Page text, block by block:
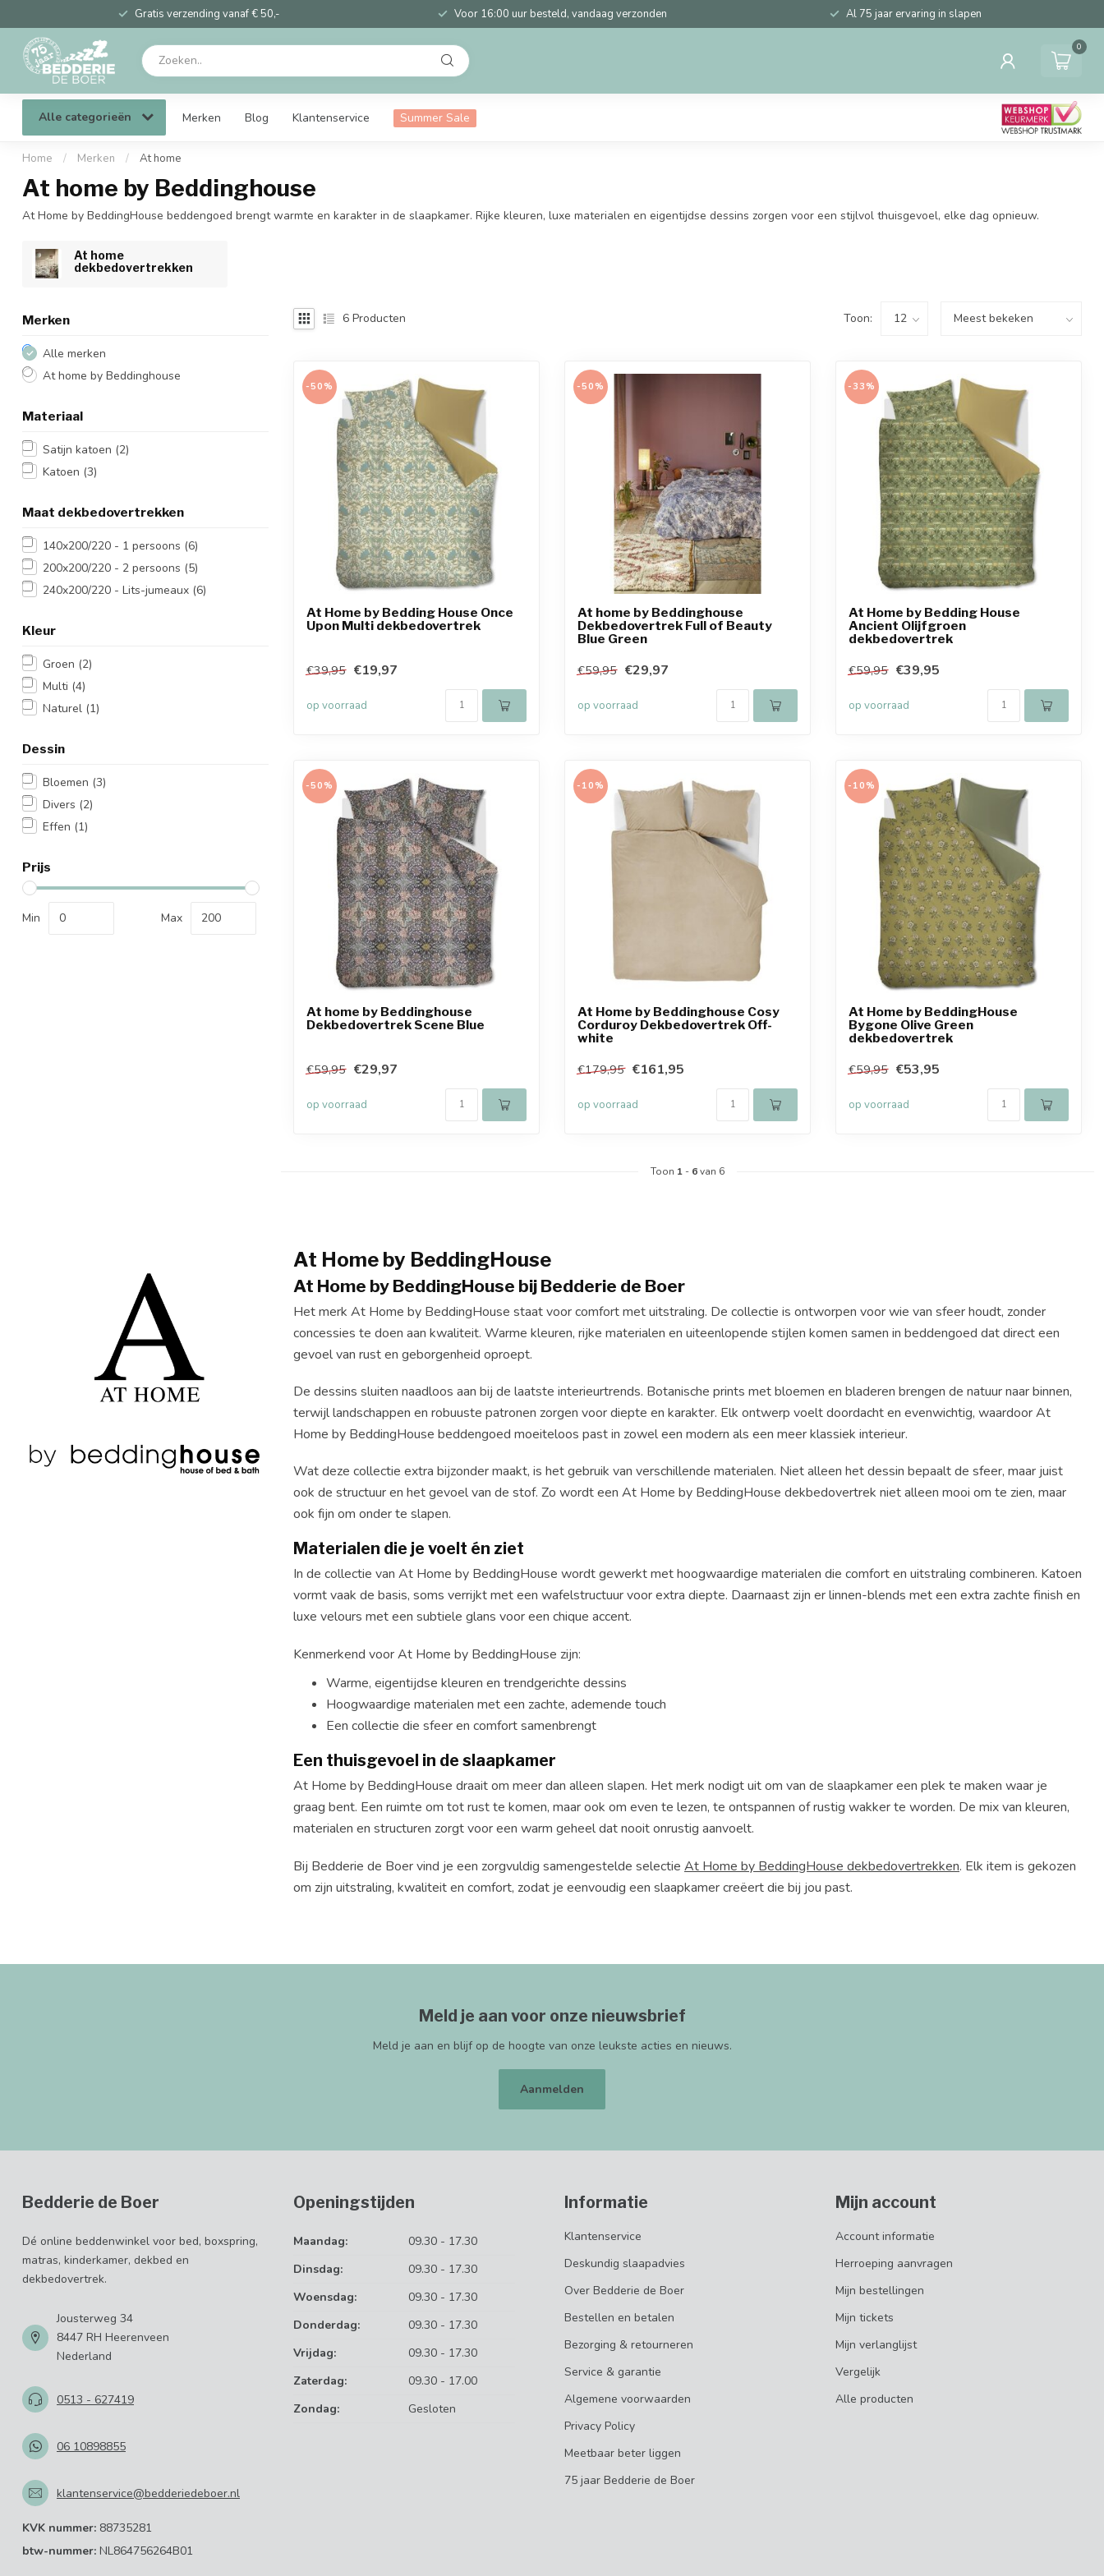
Gratis verzending vanaf € 50,- Voor 16:00 uur besteld, vandaag verzonden Al 75 jaar ervaring in slapen
0
Alle categorieën Merken Blog Klantenservice Summer Sale
Home / Merken / At home
At home by Beddinghouse
At Home by BeddingHouse beddengoed brengt warmte en karakter in de slaapkamer. Rijke kleuren, luxe materialen en eigentijdse dessins zorgen voor een stijlvol thuisgevoel, elke dag opnieuw.
At home
dekbedovertrekken
Merken
Alle merken
At home by Beddinghouse
Materiaal
Satijn katoen (2)
Katoen (3)
Maat dekbedovertrekken
140x200/220 - 1 persoons (6)
200x200/220 - 2 persoons (5)
240x200/220 - Lits-jumeaux (6)
Kleur
Groen (2)
Multi (4)
Naturel (1)
Dessin
Bloemen (3)
Divers (2)
Effen (1)
Prijs
Min Max
6 Producten Toon:
-50%
At Home by Bedding House Once
Upon Multi dekbedovertrek
€39,95 €19,97
op voorraad
-50%
At home by Beddinghouse
Dekbedovertrek Full of Beauty
Blue Green
€59,95 €29,97
op voorraad
-33%
At Home by Bedding House
Ancient Olijfgroen
dekbedovertrek
€59,95 €39,95
op voorraad
-50%
At home by Beddinghouse
Dekbedovertrek Scene Blue
€59,95 €29,97
op voorraad
-10%
At Home by Beddinghouse Cosy
Corduroy Dekbedovertrek Off-
white
€179,95 €161,95
op voorraad
-10%
At Home by BeddingHouse
Bygone Olive Green
dekbedovertrek
€59,95 €53,95
op voorraad
Toon 1 - 6van 6
At Home by BeddingHouse
At Home by BeddingHouse bij Bedderie de Boer
Het merk At Home by BeddingHouse staat voor comfort met uitstraling. De collectie is ontworpen voor wie van sfeer houdt, zonder
concessies te doen aan kwaliteit. Warme kleuren, rijke materialen en uiteenlopende stijlen komen samen in beddengoed dat direct een
gevoel van rust en geborgenheid oproept.
De dessins sluiten naadloos aan bij de laatste interieurtrends. Botanische prints met bloemen en bladeren brengen de natuur naar binnen,
terwijl landschappen en robuuste patronen zorgen voor diepte en karakter. Elk ontwerp voelt doordacht en evenwichtig, waardoor At
Home by BeddingHouse beddengoed moeiteloos past in zowel een modern als een meer klassiek interieur.
Wat deze collectie extra bijzonder maakt, is het gebruik van verschillende materialen. Niet alleen het dessin bepaalt de sfeer, maar juist
ook de structuur en het gevoel van de stof. Zo wordt een At Home by BeddingHouse dekbedovertrek niet alleen mooi om te zien, maar
ook fijn om onder te slapen.
Materialen die je voelt én ziet
In de collectie van At Home by BeddingHouse wordt gewerkt met hoogwaardige materialen die comfort en uitstraling combineren. Katoen
vormt vaak de basis, soms verrijkt met een wafelstructuur voor extra diepte. Daarnaast zijn er linnen-blends met een extra zachte finish en
luxe velours met een subtiele glans voor een chique accent.
Kenmerkend voor At Home by BeddingHouse zijn:
Warme, eigentijdse kleuren en trendgerichte dessins
Hoogwaardige materialen met een zachte, ademende touch
Een collectie die sfeer en comfort samenbrengt
Een thuisgevoel in de slaapkamer
At Home by BeddingHouse draait om meer dan alleen slapen. Het merk nodigt uit om van de slaapkamer een plek te maken waar je
graag bent. Een ruimte om tot rust te komen, maar ook om even te lezen, te ontspannen of rustig wakker te worden. De mix van kleuren,
materialen en structuren zorgt voor een warm geheel dat nooit onrustig aanvoelt.
Bij Bedderie de Boer vind je een zorgvuldig samengestelde selectie At Home by BeddingHouse dekbedovertrekken. Elk item is gekozen
om zijn uitstraling, kwaliteit en comfort, zodat je eenvoudig een slaapkamer creëert die bij jou past.
Meld je aan voor onze nieuwsbrief
Meld je aan en blijf op de hoogte van onze leukste acties en nieuws.
Aanmelden
Bedderie de Boer
Dé online beddenwinkel voor bed, boxspring,
matras, kinderkamer, dekbed en
dekbedovertrek.
Jousterweg 34
8447 RH Heerenveen
Nederland
0513 - 627419
06 10898855
klantenservice@bedderiedeboer.nl
KVK nummer: 88735281
btw-nummer: NL864756264B01
Openingstijden
Maandag:
09.30 - 17.30
Dinsdag:
09.30 - 17.30
Woensdag:
09.30 - 17.30
Donderdag:
09.30 - 17.30
Vrijdag:
09.30 - 17.30
Zaterdag:
09.30 - 17.00
Zondag:
Gesloten
Informatie
Klantenservice
Deskundig slaapadvies
Over Bedderie de Boer
Bestellen en betalen
Bezorging & retourneren
Service & garantie
Algemene voorwaarden
Privacy Policy
Meetbaar beter liggen
75 jaar Bedderie de Boer
Mijn account
Account informatie
Herroeping aanvragen
Mijn bestellingen
Mijn tickets
Mijn verlanglijst
Vergelijk
Alle producten